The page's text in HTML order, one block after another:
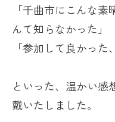
「千曲市にこんな
んて知らなかった」
「参加して良かった
といった、温かい感
戴いたしました。